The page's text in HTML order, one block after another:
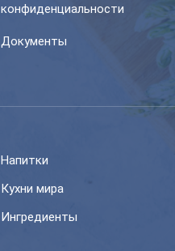
конфиденциальности
Документы
Напитки
Кухни мира
Ингредиенты